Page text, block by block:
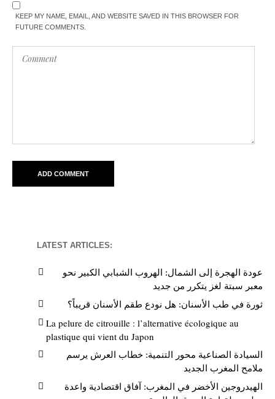
KEEP MY NAME, EMAIL, AND WEBSITE SAVED IN THIS BROWSER FOR
FUTURE COMMENTS.
LATEST ARTICLES:
عودة الهجرة إلى الشمال: الهروب الشبابي الكبير نحو
معبر سبتة لغز يتكرر من جديد
ثورة في طب الأسنان: هل نودع طقم الأسنان قريباً؟
La pelure de citrouille : l’alternative écologique au
plastique qui vient du Japon
السيادة الصناعية محور التنمية: خطاب العرش يرسم
ملامح المغرب الجديد
الهيدروجين الأخضر في المغرب: آفاق اقتصادية واعدة